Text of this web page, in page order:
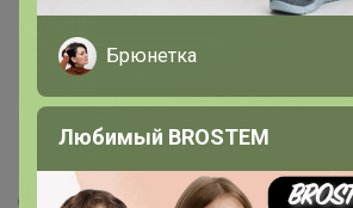
Как здесь все устроено?
Как сделать заказ?
Доставка
Брюнетка
Любимый BROSTEM